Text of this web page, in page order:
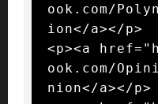
ook.com/
ion</a></p>
<p><a
ook.com/
nion</a></p>